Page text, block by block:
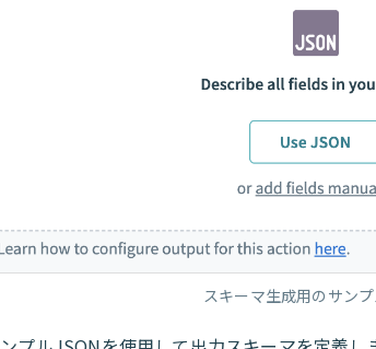
スキーマ生成用のサン